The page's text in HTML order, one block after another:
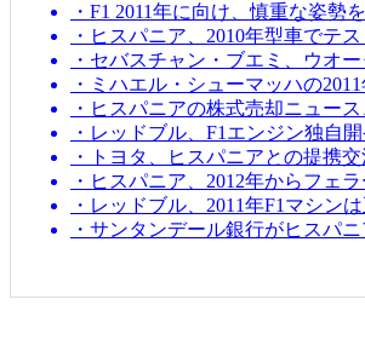
・F1 2011年に向け、慎重な姿勢
・ヒスパニア、2010年型車でテ
・セバスチャン・ブエミ、ウオ
・ミハエル・シューマッハの
・ヒスパニアの株式売却ニュー
・レッドブル、F1エンジン独自
・トヨタ、ヒスパニアとの提携
・ヒスパニア、2012年からフェ
・レッドブル、2011年F1マシン
・サンタンデール銀行がヒスパ